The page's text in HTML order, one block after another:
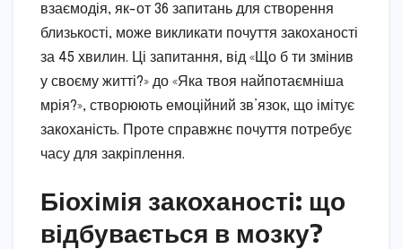
взаємодія, як-от 36 запитань для створення
близькості, може викликати почуття закоханості
за 45 хвилин. Ці запитання, від «Що б ти змінив
у своєму житті?» до «Яка твоя найпотаємніша
мрія?», створюють емоційний зв’язок, що імітує
закоханість. Проте справжнє почуття потребує
часу для закріплення.
Біохімія закоханості: що
відбувається в мозку?